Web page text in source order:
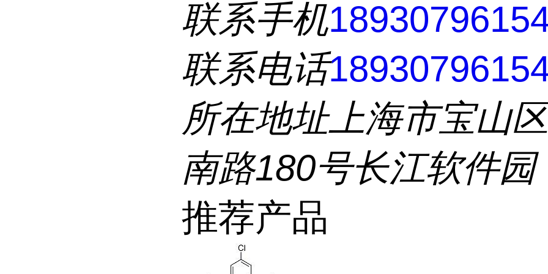
联系手机
联系电话
所在地址上海市宝山
南路180号长江软件园
推荐产品